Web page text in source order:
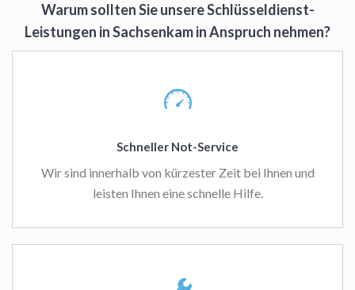
Warum sollten Sie unsere Schlüsseldienst-
Leistungen in Sachsenkam in Anspruch nehmen?
Schneller Not-Service
Wir sind innerhalb von kürzester Zeit bei Ihnen und
leisten Ihnen eine schnelle Hilfe.